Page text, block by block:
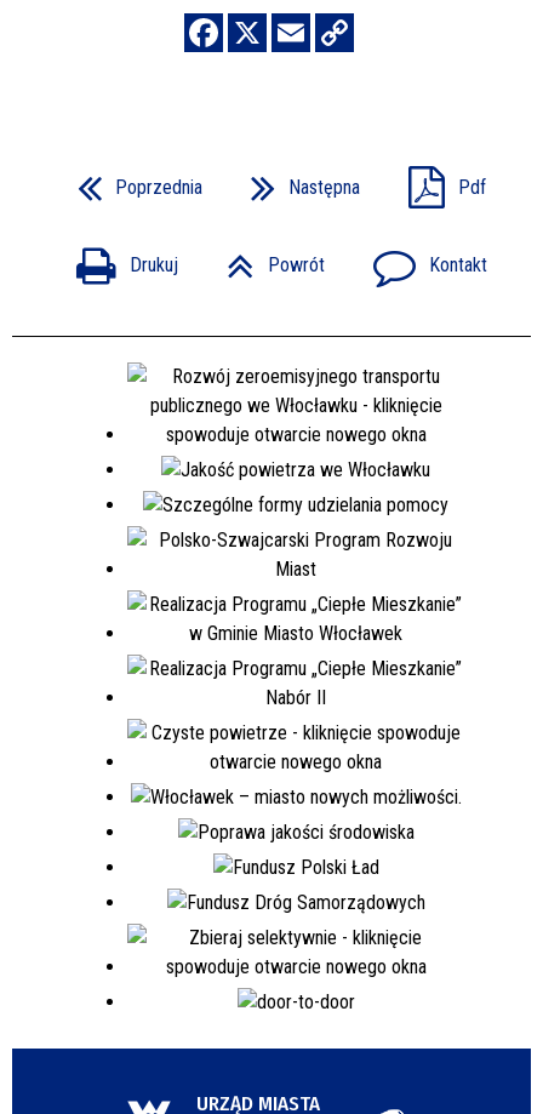
Poprzednia Następna Pdf
Drukuj Powrót Kontakt
URZĄD MIASTA